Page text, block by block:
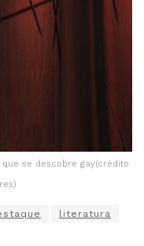
se descobre gay(crédito
literatura